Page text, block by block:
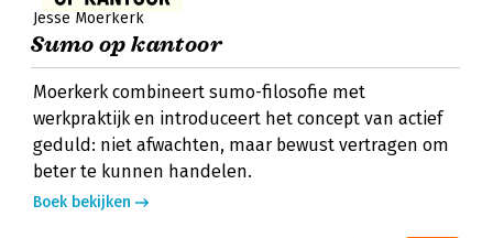
Jesse Moerkerk
Sumo op kantoor
Moerkerk combineert sumo-filosofie met
werkpraktijk en introduceert het concept van actief
geduld: niet afwachten, maar bewust vertragen om
beter te kunnen handelen.
Boek bekijken